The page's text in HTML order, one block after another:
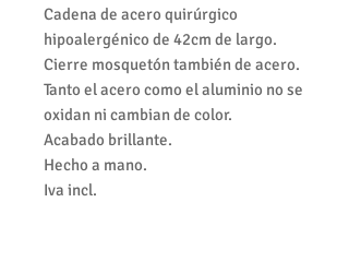
Cadena de acero quirúrgico
hipoalergénico de 42cm de largo.
Cierre mosquetón también de acero.
Tanto el acero como el aluminio no se
oxidan ni cambian de color.
Acabado brillante.
Hecho a mano.
Iva incl.